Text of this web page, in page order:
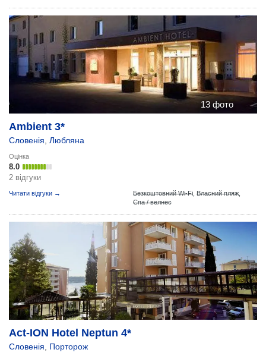
13 фото
Ambient 3*
Словенія Любляна
Оцінка
8.0
2 відгуки
Читати відгуки → Безкоштовний Wi-Fi Власний пляж
Спа / велнес
Act-ION Hotel Neptun 4*
Словенія Порторож